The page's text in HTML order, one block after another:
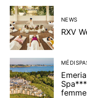
NEWS
RXV